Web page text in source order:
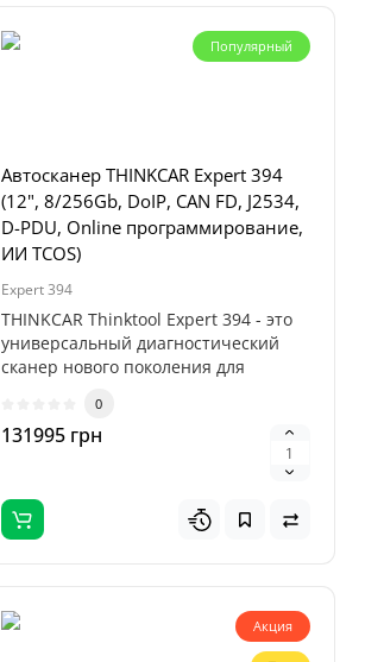
Популярный
Автосканер THINKCAR Expert 394
(12", 8/256Gb, DoIP, CAN FD, J2534,
D-PDU, Online программирование,
ИИ TCOS)
Expert 394
THINKCAR Thinktool Expert 394 - это
универсальный диагностический
сканер нового поколения для
0
131995 грн
Акция